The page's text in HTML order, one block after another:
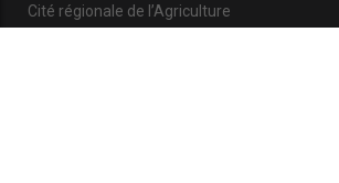
Cité régionale de l’Agriculture